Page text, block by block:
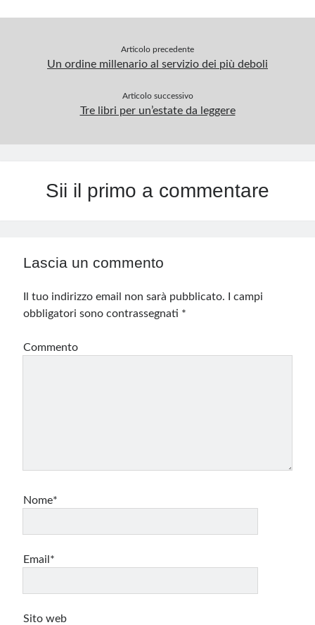
Articolo precedente
Un ordine millenario al servizio dei più deboli
Articolo successivo
Tre libri per un’estate da leggere
Sii il primo a commentare
Lascia un commento
Il tuo indirizzo email non sarà pubblicato.
I campi
obbligatori sono contrassegnati *
Commento
Nome*
Email*
Sito web